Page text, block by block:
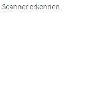
erkennen.